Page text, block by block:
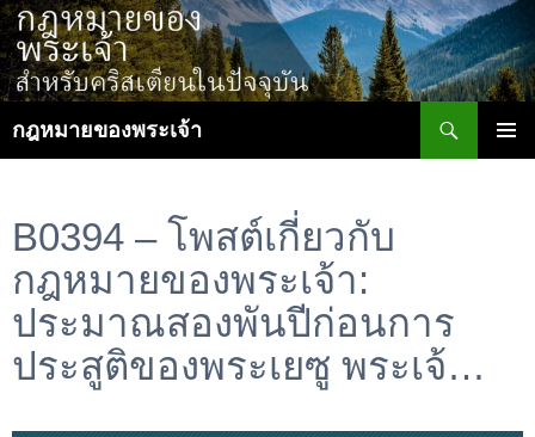
ข้าม
ไป
ยัง
กฎหมายของพระเจ้า
B0394 – โพสต์เกี่ยวกับ
กฎหมายของพระเจ้า:
ประมาณสองพันปีก่อนการ
ประสูติของพระเยซู พระเจ้…